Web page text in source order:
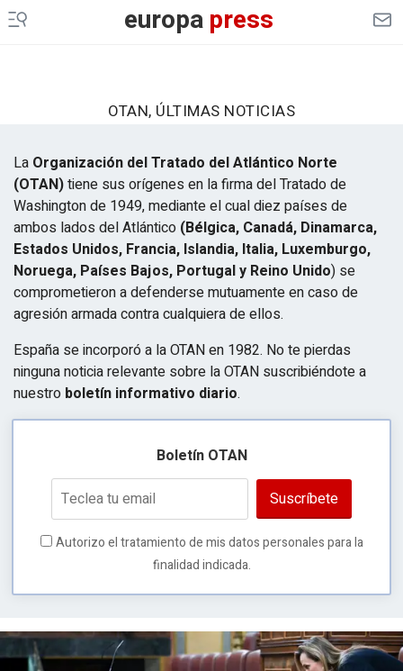
europapress
OTAN, ÚLTIMAS NOTICIAS
​La Organización del Tratado del Atlántico Norte
(OTAN)tiene sus orígenes en la firma del Tratado de
Washington de 1949, mediante el cual diez países de
ambos lados del Atlántico (Bélgica, Canadá, Dinamarca,
Estados Unidos, Francia, Islandia, Italia, Luxemburgo,
Noruega, Países Bajos, Portugal y Reino Unido) se
comprometieron a defenderse mutuamente en caso de
agresión armada contra cualquiera de ellos.
España se incorporó a la OTAN en 1982. No te pierdas
ninguna noticia relevante sobre la OTAN suscribiéndote a
nuestro boletín informativo diario.
Boletín OTAN
Suscríbete
Autorizo el tratamiento de mis datos personales para la
finalidad indicada.